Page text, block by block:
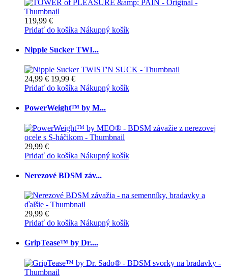
119,99 €
Pridať do košíka Nákupný košík
Nipple Sucker TWI...
24,99 € 19,99 €
Pridať do košíka Nákupný košík
PowerWeight™ by M...
29,99 €
Pridať do košíka Nákupný košík
Nerezové BDSM záv...
29,99 €
Pridať do košíka Nákupný košík
GripTease™ by Dr....